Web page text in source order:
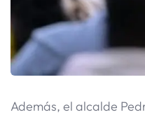
Además, el alcalde